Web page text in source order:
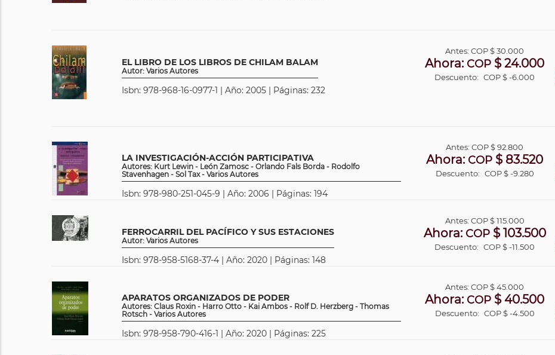
EL LIBRO DE LOS LIBROS DE CHILAM BALAM
Autor: Varios Autores
Isbn: 978-968-16-0977-1 | Año: 2005 | Páginas: 232
Antes:COP$ 30.000
Ahora: COP $ 24.000
Descuento: COP $ -6.000
LA INVESTIGACIÓN-ACCIÓN PARTICIPATIVA
Autores: Kurt Lewin - León Zamosc - Orlando Fals Borda - Rodolfo
Stavenhagen - Sol Tax - Varios Autores
Isbn: 978-980-251-045-9 | Año: 2006 | Páginas: 194
Antes:COP$ 92.800
Ahora: COP $ 83.520
Descuento: COP $ -9.280
FERROCARRIL DEL PACÍFICO Y SUS ESTACIONES
Autor: Varios Autores
Isbn: 978-958-5168-37-4 | Año: 2020 | Páginas: 148
Antes: COP$ 115.000
Ahora: COP$ 103.500
Descuento: COP $ -11.500
APARATOS ORGANIZADOS DE PODER
Autores: Claus Roxin - Harro Otto - Kai Ambos - Rolf D. Herzberg - Thomas
Rotsch - Varios Autores
Isbn: 978-958-790-416-1 | Año: 2020 | Páginas: 225
Antes:COP$ 45.000
Ahora: COP $ 40.500
Descuento: COP $ -4.500